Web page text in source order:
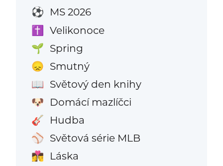
⚽ MS 2026
✝️ Velikonoce
🌱 Spring
😞 Smutný
📖 Světový den knihy
🐶 Domácí mazlíčci
🎸 Hudba
⚾ Světová série MLB
👩‍❤️‍💋‍👨 Láska